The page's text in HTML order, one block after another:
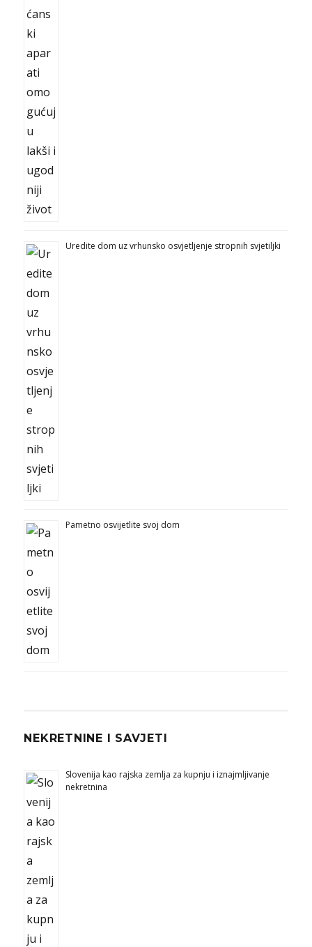
Uredite dom uz vrhunsko osvjetljenje stropnih svjetiljki
Pametno osvijetlite svoj dom
NEKRETNINE I SAVJETI
Slovenija kao rajska zemlja za kupnju i iznajmljivanje
nekretnina